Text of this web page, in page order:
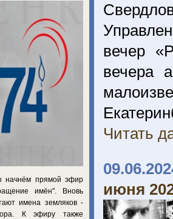
вечер
вечера
Читать
июня
начнём прямой эфир
имён". Вновь
имена земляков -
К эфиру также